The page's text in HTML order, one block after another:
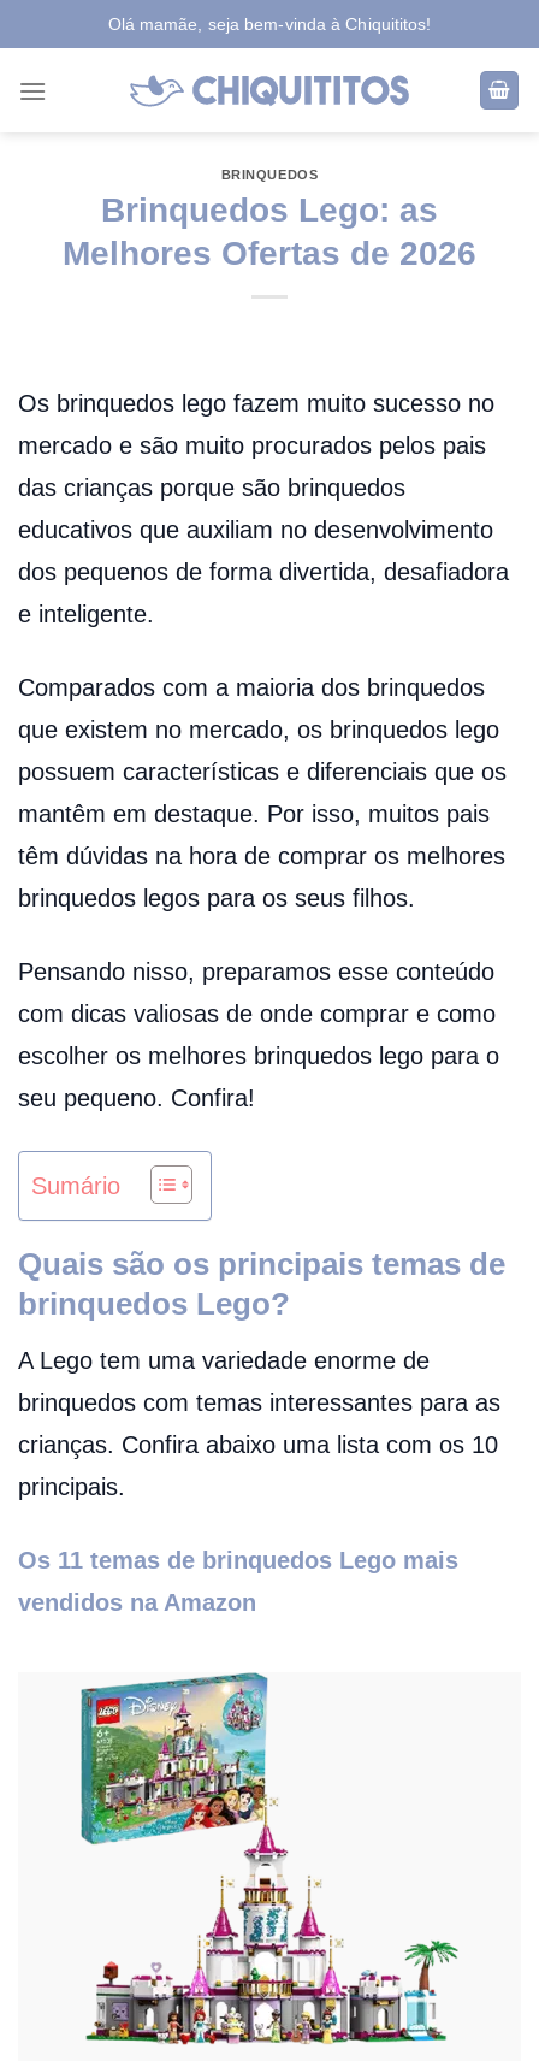
to
Olá mamãe, seja bem-vinda à Chiquititos!
BRINQUEDOS
Brinquedos Lego: as
Melhores Ofertas de 2026
Os brinquedos lego fazem muito sucesso no
mercado e são muito procurados pelos pais
das crianças porque são brinquedos
educativos que auxiliam no desenvolvimento
dos pequenos de forma divertida, desafiadora
e inteligente.
Comparados com a maioria dos brinquedos
que existem no mercado, os brinquedos lego
possuem características e diferenciais que os
mantêm em destaque. Por isso, muitos pais
têm dúvidas na hora de comprar os melhores
brinquedos legos para os seus filhos.
Pensando nisso, preparamos esse conteúdo
com dicas valiosas de onde comprar e como
escolher os melhores brinquedos lego para o
seu pequeno. Confira!
Sumário
Quais são os principais temas de
brinquedos Lego?
A Lego tem uma variedade enorme de
brinquedos com temas interessantes para as
crianças. Confira abaixo uma lista com os 10
principais.
Os 11 temas de brinquedos Lego mais
vendidos na Amazon